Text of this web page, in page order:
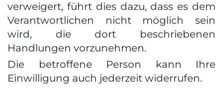
verweigert, führt dies dazu, dass es dem
Verantwortlichen nicht möglich sein
wird, die dort beschriebenen
Handlungen vorzunehmen.
Die betroffene Person kann Ihre
Einwilligung auch jederzeit widerrufen.